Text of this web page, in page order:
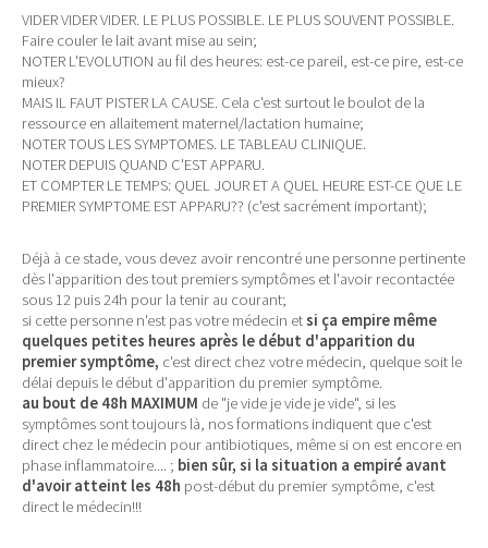
VIDER VIDER VIDER. LE PLUS POSSIBLE. LE PLUS SOUVENT POSSIBLE.
Faire couler le lait avant mise au sein;
NOTER L'EVOLUTION au fil des heures: est-ce pareil, est-ce pire, est-ce
mieux?
MAIS IL FAUT PISTER LA CAUSE. Cela c'est surtout le boulot de la
ressource en allaitement maternel/lactation humaine;
NOTER TOUS LES SYMPTOMES. LE TABLEAU CLINIQUE.
NOTER DEPUIS QUAND C'EST APPARU.
ET COMPTER LE TEMPS: QUEL JOUR ET A QUEL HEURE EST-CE QUE LE
PREMIER SYMPTOME EST APPARU?? (c'est sacrément important);
Déjà à ce stade, vous devez avoir rencontré une personne pertinente
dès l'apparition des tout premiers symptômes et l'avoir recontactée
sous 12 puis 24h pour la tenir au courant;
si cette personne n'est pas votre médecin etsi ça empire même
quelques petites heures après le début d'apparition du
premier symptôme, c'est direct chez votre médecin, quelque soit le
délai depuis le début d'apparition du premier symptôme.
au bout de 48h MAXIMUM de "je vide je vide je vide", si les
symptômes sont toujours là, nos formations indiquent que c'est
direct chez le médecin pour antibiotiques, même si on est encore en
phase inflammatoire.... ; bien sûr, si la situation a empiré avant
d'avoir atteint les 48h post-début du premier symptôme, c'est
direct le médecin!!!